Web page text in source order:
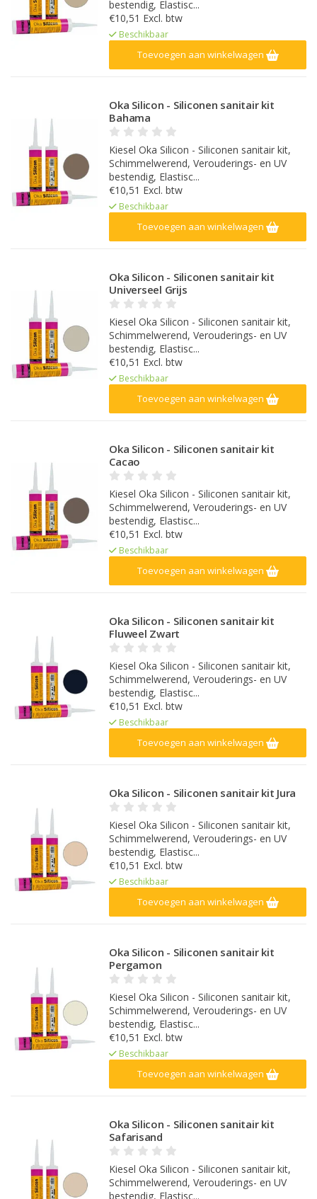
bestendig, Elastisc...
€10,51 Excl. btw
Beschikbaar
Toevoegen aan winkelwagen
Oka Silicon - Siliconen sanitair kit
Bahama
Kiesel Oka Silicon - Siliconen sanitair kit,
Schimmelwerend, Verouderings- en UV
bestendig, Elastisc...
€10,51 Excl. btw
Beschikbaar
Toevoegen aan winkelwagen
Oka Silicon - Siliconen sanitair kit
Universeel Grijs
Kiesel Oka Silicon - Siliconen sanitair kit,
Schimmelwerend, Verouderings- en UV
bestendig, Elastisc...
€10,51 Excl. btw
Beschikbaar
Toevoegen aan winkelwagen
Oka Silicon - Siliconen sanitair kit
Cacao
Kiesel Oka Silicon - Siliconen sanitair kit,
Schimmelwerend, Verouderings- en UV
bestendig, Elastisc...
€10,51 Excl. btw
Beschikbaar
Toevoegen aan winkelwagen
Oka Silicon - Siliconen sanitair kit
Fluweel Zwart
Kiesel Oka Silicon - Siliconen sanitair kit,
Schimmelwerend, Verouderings- en UV
bestendig, Elastisc...
€10,51 Excl. btw
Beschikbaar
Toevoegen aan winkelwagen
Oka Silicon - Siliconen sanitair kit Jura
Kiesel Oka Silicon - Siliconen sanitair kit,
Schimmelwerend, Verouderings- en UV
bestendig, Elastisc...
€10,51 Excl. btw
Beschikbaar
Toevoegen aan winkelwagen
Oka Silicon - Siliconen sanitair kit
Pergamon
Kiesel Oka Silicon - Siliconen sanitair kit,
Schimmelwerend, Verouderings- en UV
bestendig, Elastisc...
€10,51 Excl. btw
Beschikbaar
Toevoegen aan winkelwagen
Oka Silicon - Siliconen sanitair kit
Safarisand
Kiesel Oka Silicon - Siliconen sanitair kit,
Schimmelwerend, Verouderings- en UV
bestendig, Elastisc...